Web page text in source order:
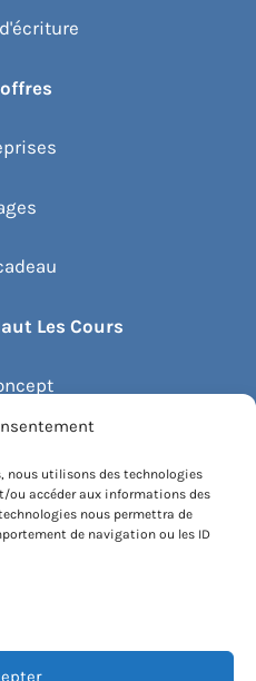
nous utilisons des technologies
ou accéder aux informations des
nous permettra de
de navigation ou les ID
Les Cours